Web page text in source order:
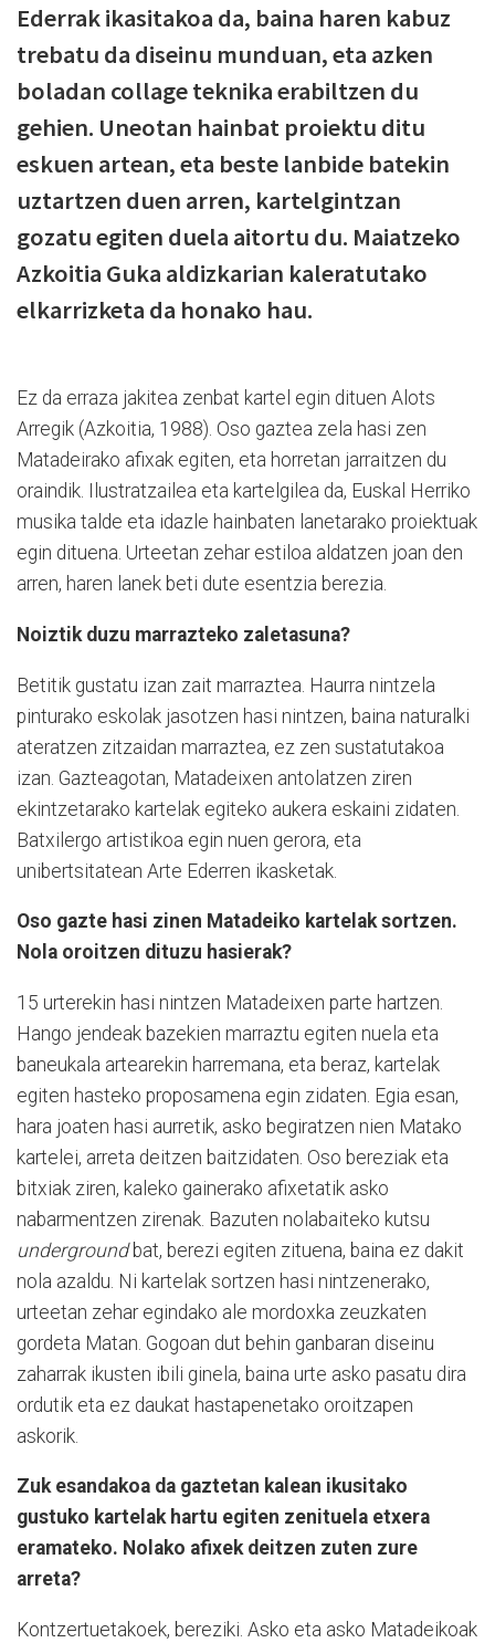
Ederrak ikasitakoa da, baina haren kabuz
trebatu da diseinu munduan, eta azken
boladan collage teknika erabiltzen du
gehien. Uneotan hainbat proiektu ditu
eskuen artean, eta beste lanbide batekin
uztartzen duen arren, kartelgintzan
gozatu egiten duela aitortu du. Maiatzeko
Azkoitia Guka aldizkarian kaleratutako
elkarrizketa da honako hau.
Ez da erraza jakitea zenbat kartel egin dituen Alots
Arregik (Azkoitia, 1988). Oso gaztea zela hasi zen
Matadeirako afixak egiten, eta horretan jarraitzen du
oraindik. Ilustratzailea eta kartelgilea da, Euskal Herriko
musika talde eta idazle hainbaten lanetarako proiektuak
egin dituena. Urteetan zehar estiloa aldatzen joan den
arren, haren lanek beti dute esentzia berezia.
Noiztik duzu marrazteko zaletasuna?
Betitik gustatu izan zait marraztea. Haurra nintzela
pinturako eskolak jasotzen hasi nintzen, baina naturalki
ateratzen zitzaidan marraztea, ez zen sustatutakoa
izan. Gazteagotan, Matadeixen antolatzen ziren
ekintzetarako kartelak egiteko aukera eskaini zidaten.
Batxilergo artistikoa egin nuen gerora, eta
unibertsitatean Arte Ederren ikasketak.
Oso gazte hasi zinen Matadeiko kartelak sortzen.
Nola oroitzen dituzu hasierak?
15 urterekin hasi nintzen Matadeixen parte hartzen.
Hango jendeak bazekien marraztu egiten nuela eta
baneukala artearekin harremana, eta beraz, kartelak
egiten hasteko proposamena egin zidaten. Egia esan,
hara joaten hasi aurretik, asko begiratzen nien Matako
kartelei, arreta deitzen baitzidaten. Oso bereziak eta
bitxiak ziren, kaleko gainerako afixetatik asko
nabarmentzen zirenak. Bazuten nolabaiteko kutsu
undergroundbat, berezi egiten zituena, baina ez dakit
nola azaldu. Ni kartelak sortzen hasi nintzenerako,
urteetan zehar egindako ale mordoxka zeuzkaten
gordeta Matan. Gogoan dut behin ganbaran diseinu
zaharrak ikusten ibili ginela, baina urte asko pasatu dira
ordutik eta ez daukat hastapenetako oroitzapen
askorik.
Zuk esandakoa da gaztetan kalean ikusitako
gustuko kartelak hartu egiten zenituela etxera
eramateko. Nolako afixek deitzen zuten zure
arreta?
Kontzertuetakoek, bereziki. Asko eta asko Matadeikoak